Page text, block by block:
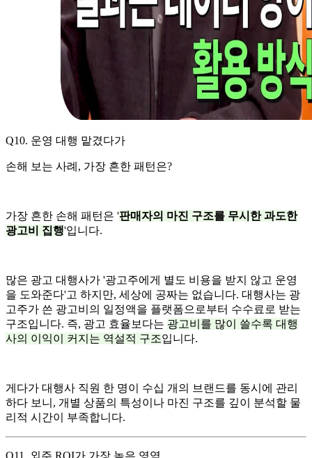
Q10. 운영 대행 맡겼다가
손해 보는 사례, 가장 흔한 패턴은?
가장 흔한 손해 패턴은 '판매자의 마진 구조를 무시한 과도한
광고비 집행'입니다.
많은 광고 대행사가 '광고주에게 별도 비용을 받지 않고 운영
을 도와준다'고 하지만, 세상에 공짜는 없습니다. 대행사는 광
고주가 쓴 광고비의 일정액을 플랫폼으로부터 수수료로 받는
구조입니다. 즉, 광고 효율보다는 광고비를 많이 쓸수록 대행
사의 이익이 커지는 역설적 구조입니다.
게다가 대행사 직원 한 명이 수십 개의 브랜드를 동시에 관리
하다 보니, 개별 상품의 특성이나 마진 구조를 깊이 분석할 물
리적 시간이 부족합니다.